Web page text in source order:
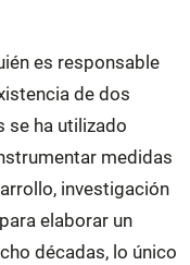
es responsable
de dos
se ha utilizado
medidas
investigación
elaborar un
décadas, lo único